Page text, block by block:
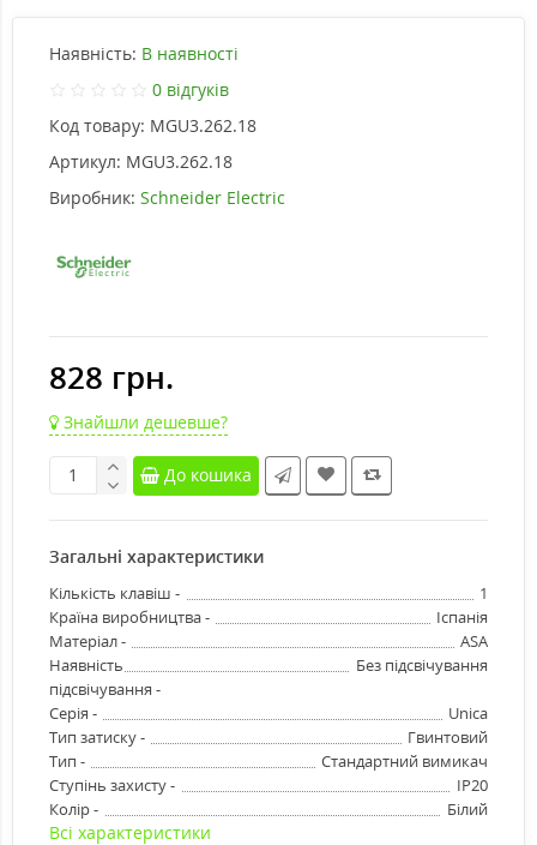
Наявність: В наявності
0 відгуків
Код товару: MGU3.262.18
Артикул: MGU3.262.18
Виробник: Schneider Electric
828 грн.
Знайшли дешевше?
До кошика
Загальні характеристики
Кількість клавіш -
1
Країна виробництва -
Іспанія
Матеріал -
ASA
Наявність
підсвічування -
Без підсвічування
Серія -
Unica
Тип затиску -
Гвинтовий
Тип -
Стандартний вимикач
Ступінь захисту -
IP20
Колір -
Білий
Всі характеристики